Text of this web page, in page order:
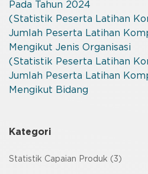
Pada Tahun 2024
(Statistik Peserta Latihan
Jumlah Peserta Latihan
Mengikut Jenis Organisasi
(Statistik Peserta Latihan
Jumlah Peserta Latihan
Mengikut Bidang
Kategori
Statistik Capaian Produk (3)